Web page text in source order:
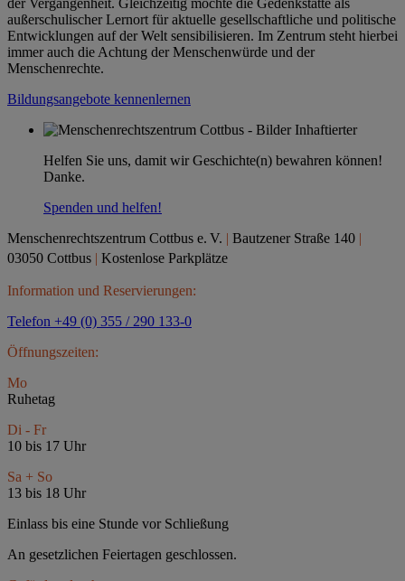
außerschulischer Lernort für aktuelle gesellschaftliche und politische
Entwicklungen auf der Welt sensibilisieren. Im Zentrum steht hierbei
immer auch die Achtung der Menschenwürde und der
Menschenrechte.
Bildungsangebote kennenlernen
Helfen Sie uns, damit wir Geschichte(n) bewahren können!
Danke.
Spenden und helfen!
Menschenrechtszentrum Cottbus e. V. | Bautzener Straße 140 |
03050 Cottbus | Kostenlose Parkplätze
Information und Reservierungen:
Telefon +49 (0) 355 / 290 133-0
Öffnungszeiten:
Mo
Ruhetag
Di - Fr
10 bis 17 Uhr
Sa + So
13 bis 18 Uhr
Einlass bis eine Stunde vor Schließung
An gesetzlichen Feiertagen geschlossen.